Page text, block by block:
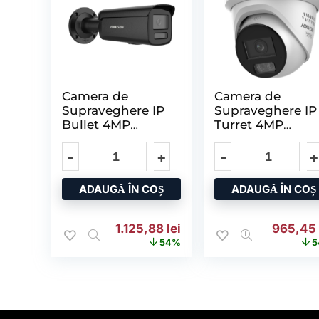
Camera de
Supraveghere IP
Bullet 4MP
HIKVISION DS-
2CD2T47G3-
LIY(2.8MM)/BK,
Lentila
ADAUGĂ ÎN COȘ
Prețul inițial a fost: 2.444,47 lei.
1.125,88 lei Prețul curent este:
54%
Camera de
Supraveghere IP
Turret 4MP
Smart Hybrid
Light with
ADAUGĂ ÎN COȘ
Prețul
965,45